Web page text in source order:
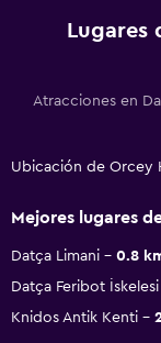
Lugares
Atracciones en
Ubicación de Orcey
Mejores lugares
Datça Limani
0.8
Datça Feribot İskelesi
Knidos Antik Kenti